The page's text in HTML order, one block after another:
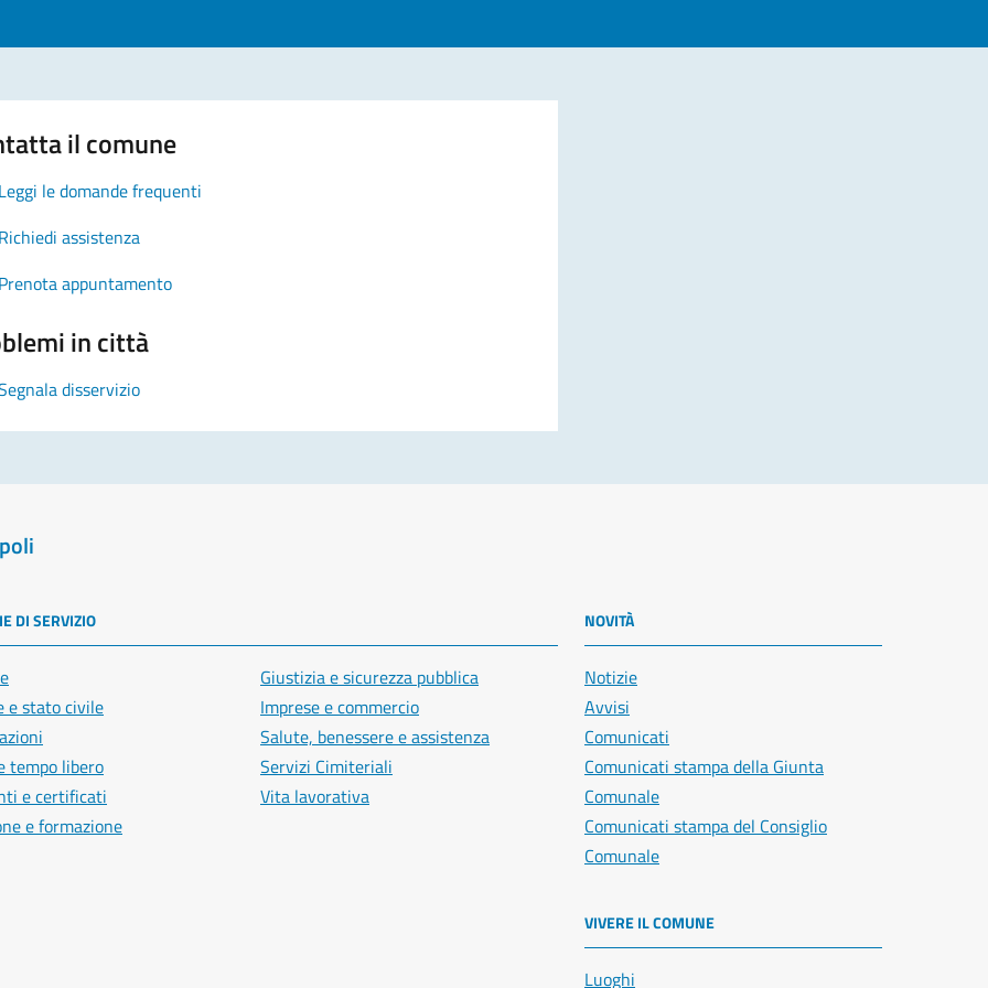
il comune
Leggi le domande frequenti
Richiedi assistenza
Prenota appuntamento
in città
disservizio
DI SERVIZIO
e stato civile
tempo libero
e certificati
e formazione
Giustizia e sicurezza pubblica
Imprese e commercio
Salute, benessere e assistenza
Servizi Cimiteriali
Vita lavorativa
NOVITÀ
Notizie
Avvisi
Comunicati
Comunicati stampa della Giunta
Comunale
Comunicati stampa del Consiglio
Comunale
VIVERE IL COMUNE
Luoghi